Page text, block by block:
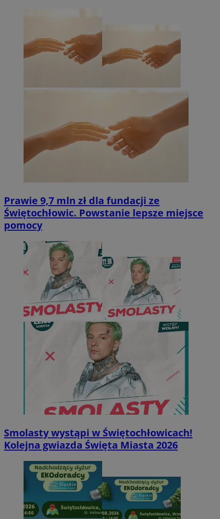
Prawie 9,7 mln zł dla fundacji ze
Świętochłowic. Powstanie lepsze miejsce
pomocy
Smolasty wystąpi w Świętochłowicach!
Kolejna gwiazda Święta Miasta 2026